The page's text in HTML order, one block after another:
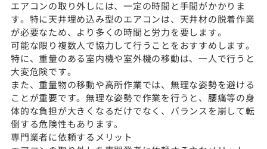
エアコンの取り外しには、一定の時間と手間がかかりま
す。特に天井埋め込み型のエアコンは、天井材の脱着作業
が必要なため、より多くの時間と労力を要します。
可能な限り複数人で協力して行うことをおすすめします。
特に、重量のある室内機や室外機の移動は、一人で行うと
大変危険です。
また、重量物の移動や高所作業では、無理な姿勢を避ける
ことが重要です。無理な姿勢で作業を行うと、腰痛等の身
体的な負担が大きくなるだけでなく、バランスを崩して転
倒する危険性もあります。
専門業者に依頼するメリット